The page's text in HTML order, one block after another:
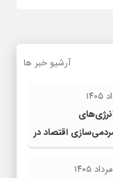
آرشیو خبر ها
اقتصاد در